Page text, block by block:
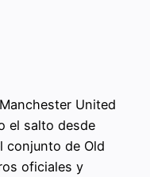
United
el salto desde
conjunto de Old
oficiales y